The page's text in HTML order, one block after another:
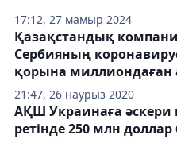
17:12, 27 мамыр 2024
21:47, 26 наурыз 2020
Қазақстандық
Сербияның
қорына миллиондаған
АҚШ Украинаға әскери
ретінде 250 млн